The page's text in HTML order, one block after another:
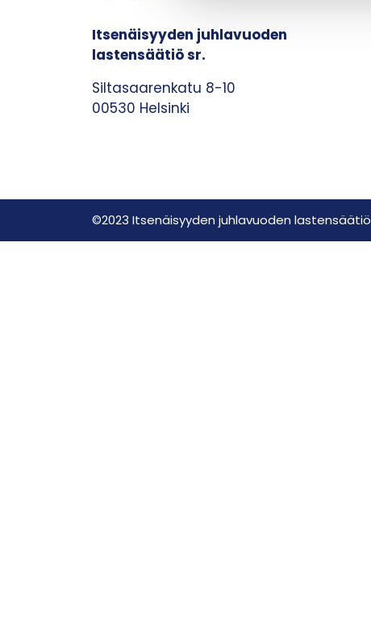
v
a
i
n
Itsenäisyyden juhlavuoden
lastensäätiö sr.
Siltasaarenkatu 8-10
00530 Helsinki
©2023 Itsenäisyyden juhlavuoden lastensäätiö